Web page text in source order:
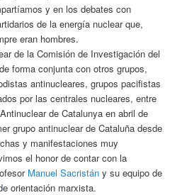
y en los debates con
de la energía nuclear que,
eran hombres.
de la Comisión de Investigación del
forma conjunta con otros grupos,
antinucleares, grupos pacifistas
por las centrales nucleares, entre
de Catalunya en abril de
grupo antinuclear de Cataluña desde
y manifestaciones muy
el honor de contar con la
Manuel Sacristán y su equipo de
orientación marxista.